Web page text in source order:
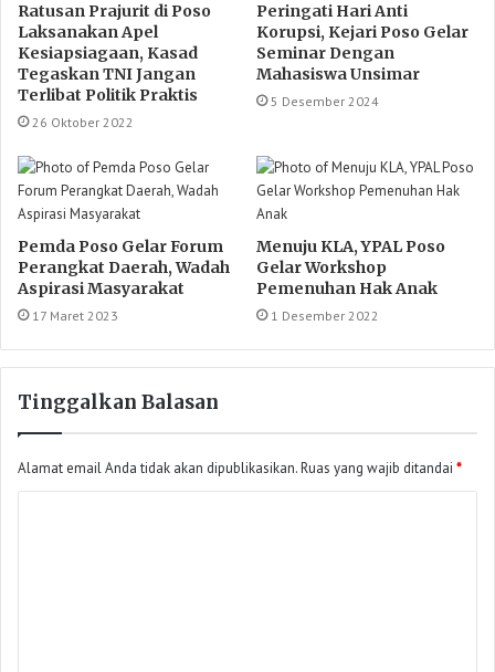
Ratusan Prajurit di Poso
Laksanakan Apel
Kesiapsiagaan, Kasad
Tegaskan TNI Jangan
Terlibat Politik Praktis
26 Oktober 2022
Peringati Hari Anti
Korupsi, Kejari Poso Gelar
Seminar Dengan
Mahasiswa Unsimar
5 Desember 2024
Pemda Poso Gelar Forum
Perangkat Daerah, Wadah
Aspirasi Masyarakat
17 Maret 2023
Menuju KLA, YPAL Poso
Gelar Workshop
Pemenuhan Hak Anak
1 Desember 2022
Tinggalkan Balasan
Alamat email Anda tidak akan dipublikasikan.Ruas yang wajib ditandai *